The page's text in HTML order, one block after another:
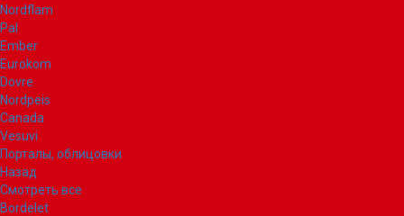
Nordflam
Pal
Ember
Eurokom
Dovre
Nordpeis
Canada
Vesuvi
Порталы, облицовки
Назад
Смотреть все
Bordelet